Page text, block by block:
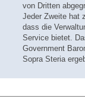
von Dritten
Jeder Zweite hat
dass die
Service bietet.
Government
Sopra Steria